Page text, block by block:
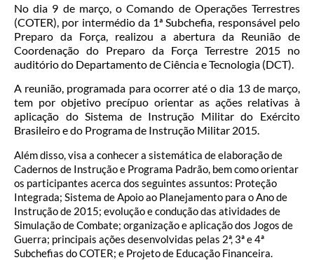
No dia 9 de março, o Comando de Operações Terrestres
(COTER), por intermédio da 1ª Subchefia, responsável pelo
Preparo da Força, realizou a abertura da Reunião de
Coordenação do Preparo da Força Terrestre 2015 no
auditório do Departamento de Ciência e Tecnologia (DCT).
A reunião, programada para ocorrer até o dia 13 de março,
tem por objetivo precípuo orientar as ações relativas à
aplicação do Sistema de Instrução Militar do Exército
Brasileiro e do Programa de Instrução Militar 2015.
Além disso, visa a conhecer a sistemática de elaboração de
Cadernos de Instrução e Programa Padrão, bem como orientar
os participantes acerca dos seguintes assuntos: Proteção
Integrada; Sistema de Apoio ao Planejamento para o Ano de
Instrução de 2015; evolução e condução das atividades de
Simulação de Combate; organização e aplicação dos Jogos de
Guerra; principais ações desenvolvidas pelas 2ª, 3ª e 4ª
Subchefias do COTER; e Projeto de Educação Financeira.